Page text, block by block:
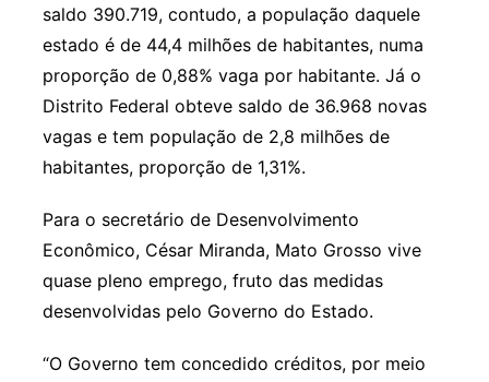
saldo 390.719, contudo, a população daquele
estado é de 44,4 milhões de habitantes, numa
proporção de 0,88% vaga por habitante. Já o
Distrito Federal obteve saldo de 36.968 novas
vagas e tem população de 2,8 milhões de
habitantes, proporção de 1,31%.
Para o secretário de Desenvolvimento
Econômico, César Miranda, Mato Grosso vive
quase pleno emprego, fruto das medidas
desenvolvidas pelo Governo do Estado.
“O Governo tem concedido créditos, por meio